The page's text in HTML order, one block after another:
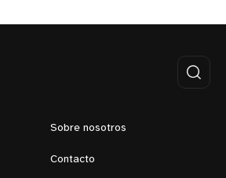
Sobre nosotros
Contacto